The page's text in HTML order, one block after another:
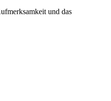
und das